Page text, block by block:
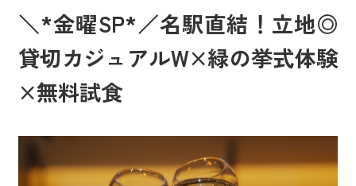
＼*金曜SP*／名駅直結！立地◎
貸切カジュアルW×緑の挙式体験
×無料試食